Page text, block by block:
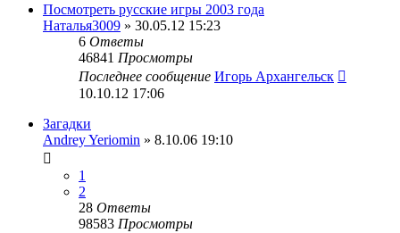
Посмотреть русские игры 2003 года
Наталья3009 » 30.05.12 15:23
6 Ответы
46841 Просмотры
Последнее сообщение Игорь Архангельск
10.10.12 17:06
Загадки
Andrey Yeriomin » 8.10.06 19:10
1
2
28 Ответы
98583 Просмотры